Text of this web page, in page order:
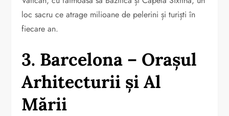
loc sacru ce atrage milioane de pelerini și turiști în
fiecare an.
3. Barcelona – Orașul
Arhitecturii și Al
Mării